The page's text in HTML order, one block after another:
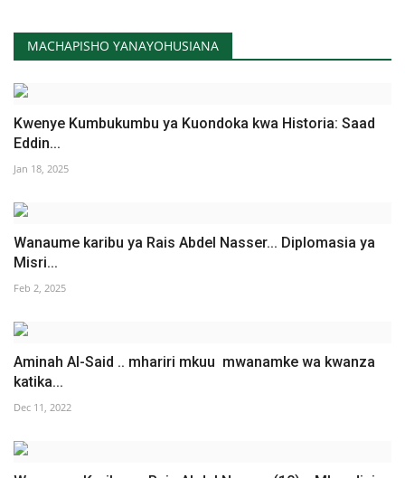
MACHAPISHO YANAYOHUSIANA
Kwenye Kumbukumbu ya Kuondoka kwa Historia: Saad
Eddin...
Jan 18, 2025
Wanaume karibu ya Rais Abdel Nasser... Diplomasia ya
Misri...
Feb 2, 2025
Aminah Al-Said .. mhariri mkuu mwanamke wa kwanza
katika...
Dec 11, 2022